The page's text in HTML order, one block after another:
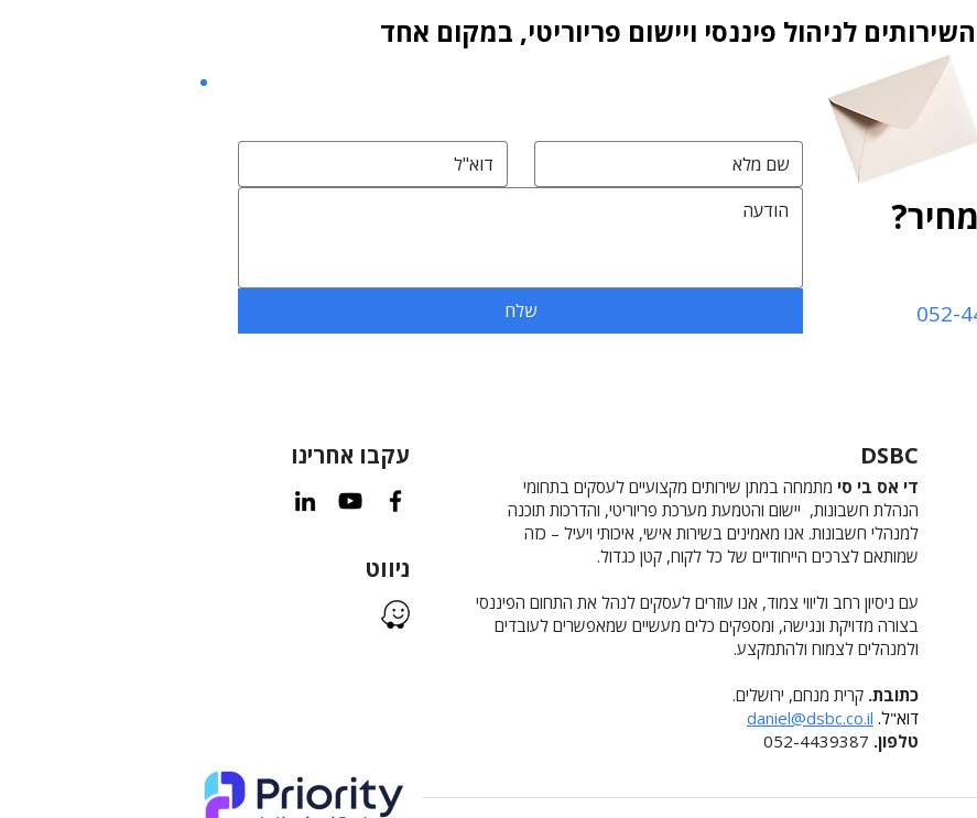
לניהול פיננסי ויישום פריוריטי, במקום אחד
שלח 052-
עקבו אחרינו
ניווט
DSBC
די אס בי סי מתמחה במתן שירותים מקצועיים לעסקים בתחומי
הנהלת חשבונות, יישום והטמעת מערכת פריוריטי, והדרכות תוכנה
למנהלי חשבונות. אנו מאמינים בשירות אישי, איכותי ויעיל – כזה
שמותאם לצרכים הייחודיים של כל לקוח, קטן כגדול.
עם ניסיון רחב וליווי צמוד, אנו עוזרים לעסקים לנהל את התחום הפיננסי
בצורה מדויקת ונגישה, ומספקים כלים מעשיים שמאפשרים לעובדים
ולמנהלים לצמוח ולהתמקצע.
כתובת. קרית מנחם, ירושלים.
דוא"ל. daniel@dsbc.co.il
טלפון. 052-4439387